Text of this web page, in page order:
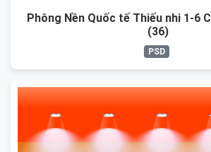
Phông Nền Quốc tế Thiếu nhi 1-6
(36)
PSD